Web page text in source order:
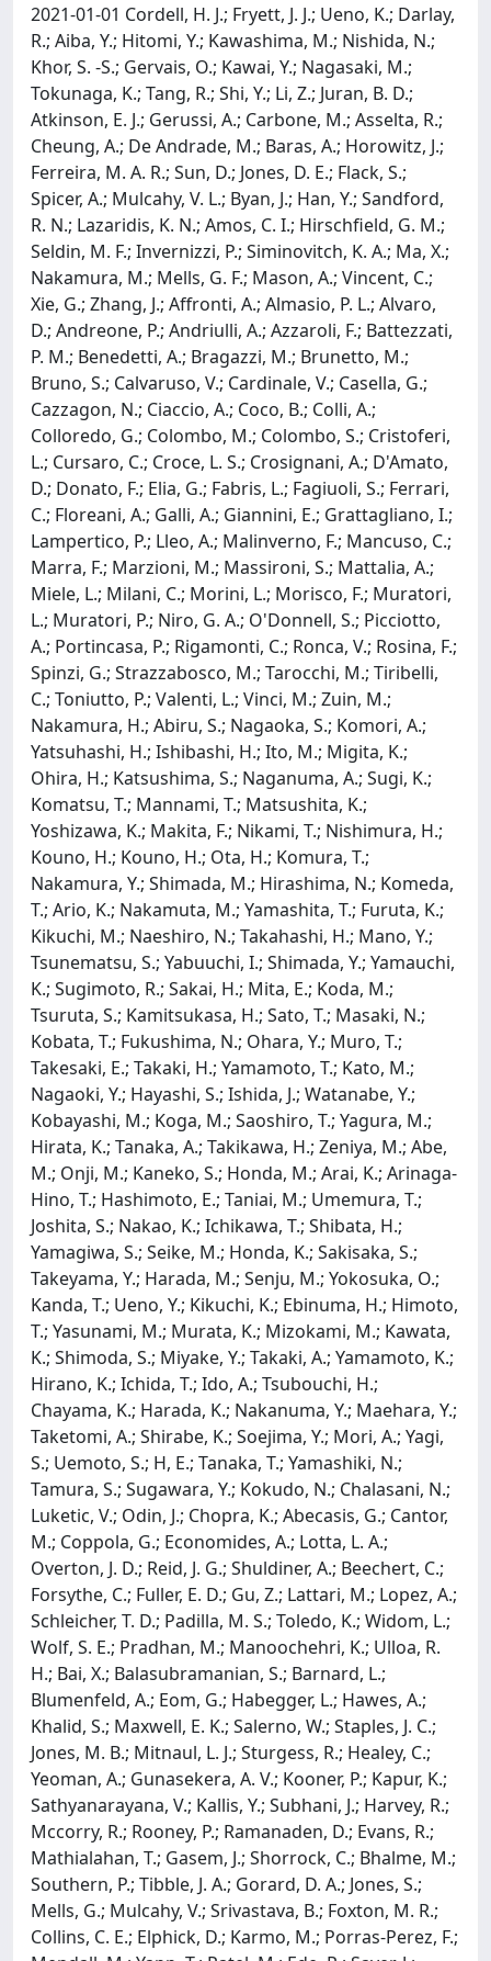
2021-01-01 Cordell, H. J.; Fryett, J. J.; Ueno, K.; Darlay,
R.; Aiba, Y.; Hitomi, Y.; Kawashima, M.; Nishida, N.;
Khor, S. -S.; Gervais, O.; Kawai, Y.; Nagasaki, M.;
Tokunaga, K.; Tang, R.; Shi, Y.; Li, Z.; Juran, B. D.;
Atkinson, E. J.; Gerussi, A.; Carbone, M.; Asselta, R.;
Cheung, A.; De Andrade, M.; Baras, A.; Horowitz, J.;
Ferreira, M. A. R.; Sun, D.; Jones, D. E.; Flack, S.;
Spicer, A.; Mulcahy, V. L.; Byan, J.; Han, Y.; Sandford,
R. N.; Lazaridis, K. N.; Amos, C. I.; Hirschfield, G. M.;
Seldin, M. F.; Invernizzi, P.; Siminovitch, K. A.; Ma, X.;
Nakamura, M.; Mells, G. F.; Mason, A.; Vincent, C.;
Xie, G.; Zhang, J.; Affronti, A.; Almasio, P. L.; Alvaro,
D.; Andreone, P.; Andriulli, A.; Azzaroli, F.; Battezzati,
P. M.; Benedetti, A.; Bragazzi, M.; Brunetto, M.;
Bruno, S.; Calvaruso, V.; Cardinale, V.; Casella, G.;
Cazzagon, N.; Ciaccio, A.; Coco, B.; Colli, A.;
Colloredo, G.; Colombo, M.; Colombo, S.; Cristoferi,
L.; Cursaro, C.; Croce, L. S.; Crosignani, A.; D'Amato,
D.; Donato, F.; Elia, G.; Fabris, L.; Fagiuoli, S.; Ferrari,
C.; Floreani, A.; Galli, A.; Giannini, E.; Grattagliano, I.;
Lampertico, P.; Lleo, A.; Malinverno, F.; Mancuso, C.;
Marra, F.; Marzioni, M.; Massironi, S.; Mattalia, A.;
Miele, L.; Milani, C.; Morini, L.; Morisco, F.; Muratori,
L.; Muratori, P.; Niro, G. A.; O'Donnell, S.; Picciotto,
A.; Portincasa, P.; Rigamonti, C.; Ronca, V.; Rosina, F.;
Spinzi, G.; Strazzabosco, M.; Tarocchi, M.; Tiribelli,
C.; Toniutto, P.; Valenti, L.; Vinci, M.; Zuin, M.;
Nakamura, H.; Abiru, S.; Nagaoka, S.; Komori, A.;
Yatsuhashi, H.; Ishibashi, H.; Ito, M.; Migita, K.;
Ohira, H.; Katsushima, S.; Naganuma, A.; Sugi, K.;
Komatsu, T.; Mannami, T.; Matsushita, K.;
Yoshizawa, K.; Makita, F.; Nikami, T.; Nishimura, H.;
Kouno, H.; Kouno, H.; Ota, H.; Komura, T.;
Nakamura, Y.; Shimada, M.; Hirashima, N.; Komeda,
T.; Ario, K.; Nakamuta, M.; Yamashita, T.; Furuta, K.;
Kikuchi, M.; Naeshiro, N.; Takahashi, H.; Mano, Y.;
Tsunematsu, S.; Yabuuchi, I.; Shimada, Y.; Yamauchi,
K.; Sugimoto, R.; Sakai, H.; Mita, E.; Koda, M.;
Tsuruta, S.; Kamitsukasa, H.; Sato, T.; Masaki, N.;
Kobata, T.; Fukushima, N.; Ohara, Y.; Muro, T.;
Takesaki, E.; Takaki, H.; Yamamoto, T.; Kato, M.;
Nagaoki, Y.; Hayashi, S.; Ishida, J.; Watanabe, Y.;
Kobayashi, M.; Koga, M.; Saoshiro, T.; Yagura, M.;
Hirata, K.; Tanaka, A.; Takikawa, H.; Zeniya, M.; Abe,
M.; Onji, M.; Kaneko, S.; Honda, M.; Arai, K.; Arinaga-
Hino, T.; Hashimoto, E.; Taniai, M.; Umemura, T.;
Joshita, S.; Nakao, K.; Ichikawa, T.; Shibata, H.;
Yamagiwa, S.; Seike, M.; Honda, K.; Sakisaka, S.;
Takeyama, Y.; Harada, M.; Senju, M.; Yokosuka, O.;
Kanda, T.; Ueno, Y.; Kikuchi, K.; Ebinuma, H.; Himoto,
T.; Yasunami, M.; Murata, K.; Mizokami, M.; Kawata,
K.; Shimoda, S.; Miyake, Y.; Takaki, A.; Yamamoto, K.;
Hirano, K.; Ichida, T.; Ido, A.; Tsubouchi, H.;
Chayama, K.; Harada, K.; Nakanuma, Y.; Maehara, Y.;
Taketomi, A.; Shirabe, K.; Soejima, Y.; Mori, A.; Yagi,
S.; Uemoto, S.; H, E.; Tanaka, T.; Yamashiki, N.;
Tamura, S.; Sugawara, Y.; Kokudo, N.; Chalasani, N.;
Luketic, V.; Odin, J.; Chopra, K.; Abecasis, G.; Cantor,
M.; Coppola, G.; Economides, A.; Lotta, L. A.;
Overton, J. D.; Reid, J. G.; Shuldiner, A.; Beechert, C.;
Forsythe, C.; Fuller, E. D.; Gu, Z.; Lattari, M.; Lopez, A.;
Schleicher, T. D.; Padilla, M. S.; Toledo, K.; Widom, L.;
Wolf, S. E.; Pradhan, M.; Manoochehri, K.; Ulloa, R.
H.; Bai, X.; Balasubramanian, S.; Barnard, L.;
Blumenfeld, A.; Eom, G.; Habegger, L.; Hawes, A.;
Khalid, S.; Maxwell, E. K.; Salerno, W.; Staples, J. C.;
Jones, M. B.; Mitnaul, L. J.; Sturgess, R.; Healey, C.;
Yeoman, A.; Gunasekera, A. V.; Kooner, P.; Kapur, K.;
Sathyanarayana, V.; Kallis, Y.; Subhani, J.; Harvey, R.;
Mccorry, R.; Rooney, P.; Ramanaden, D.; Evans, R.;
Mathialahan, T.; Gasem, J.; Shorrock, C.; Bhalme, M.;
Southern, P.; Tibble, J. A.; Gorard, D. A.; Jones, S.;
Mells, G.; Mulcahy, V.; Srivastava, B.; Foxton, M. R.;
Collins, C. E.; Elphick, D.; Karmo, M.; Porras-Perez, F.;